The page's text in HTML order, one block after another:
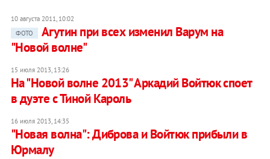
10 августа 2011, 10:02
ФОТО
Агутин при всех изменил Варум на
"Новой волне"
15 июля 2013, 13:26
На "Новой волне 2013" Аркадий Войтюк споет
в дуэте с Тиной Кароль
16 июля 2013, 14:35
"Новая волна": Диброва и Войтюк прибыли в
Юрмалу